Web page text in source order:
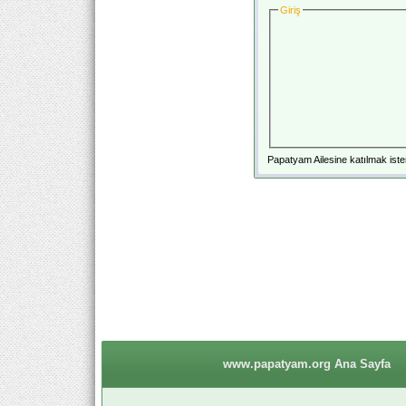
Giriş
Papatyam Ailesine katılmak
www.papatyam.org Ana Sayfa